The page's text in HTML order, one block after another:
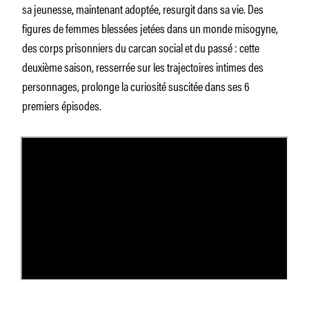
sa jeunesse, maintenant adoptée, resurgit dans sa vie. Des
figures de femmes blessées jetées dans un monde misogyne,
des corps prisonniers du carcan social et du passé : cette
deuxième saison, resserrée sur les trajectoires intimes des
personnages, prolonge la curiosité suscitée dans ses 6
premiers épisodes.